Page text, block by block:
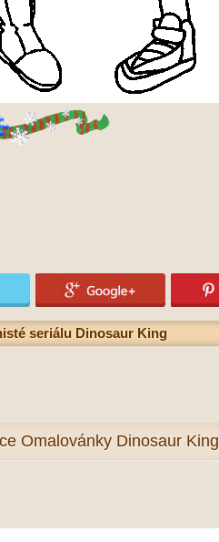
seriálu Dinosaur King
Omalovánky Dinosaur King